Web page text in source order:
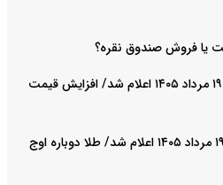
یا فروش صندوق نقره؟
قیمت طلا ۲۴ عیار امروز دوشنبه ۱۹ مرداد ۱۴۰۵ اعلام شد/ افزایش قیمت
قیمت طلا ۱۸ عیار امروز دوشنبه ۱۹ مرداد ۱۴۰۵ اعلام شد/ طلا دوباره اوج